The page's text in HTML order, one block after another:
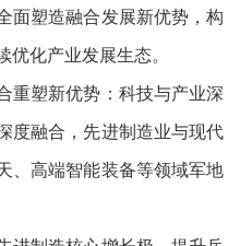
面塑造融合发展新优势，构
化产业发展生态。
塑新优势：科技与产业深
度融合，先进制造业与现代
、高端智能装备等领域军地